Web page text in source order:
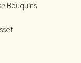
Bouquins